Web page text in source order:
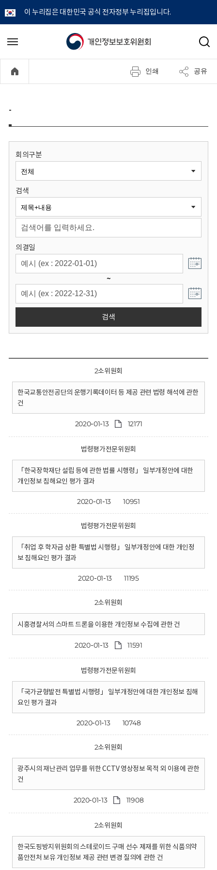
이 누리집은 대한민국 공식 전자정부 누리집입니다.
개
정
보
원
회
메
기
검
인쇄 공유
-
회의구분
검색
의결일
~
검색
2소위원회
한국교통안전공단의 운행기록데이터 등 제공 관련 법령 해석에 관한
건
2020-01-13 12171
법령평가전문위원회
「한국장학재단 설립 등에 관한 법률 시행령」 일부개정안에 대한
개인정보 침해요인 평가 결과
2020-01-13 10951
법령평가전문위원회
「취업 후 학자금 상환 특별법 시행령」 일부개정안에 대한 개인정
보 침해요인 평가 결과
2020-01-13 11195
2소위원회
시흥경찰서의 스마트 드론을 이용한 개인정보 수집에 관한 건
2020-01-13 11591
법령평가전문위원회
「국가균형발전 특별법 시행령」 일부개정안에 대한 개인정보 침해
요인 평가 결과
2020-01-13 10748
2소위원회
광주시의 재난관리 업무를 위한 CCTV 영상정보 목적 외 이용에 관한
건
2020-01-13 11908
2소위원회
한국도핑방지위원회의 스테로이드 구매 선수 제재를 위한 식품의약
품안전처 보유 개인정보 제공 관련 변경 질의에 관한 건